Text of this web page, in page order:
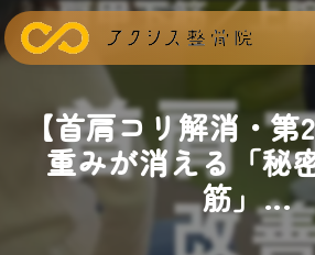
【首肩コリ解消・
重みが消える「秘
筋」...